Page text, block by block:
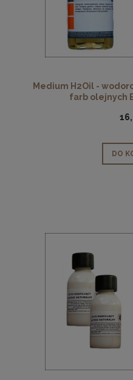
Medium H2Oil -
farb olejnych
DO